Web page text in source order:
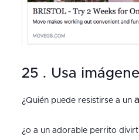
25 . Usa
¿Quién puede resistirse a un
¿o a un adorable perrito